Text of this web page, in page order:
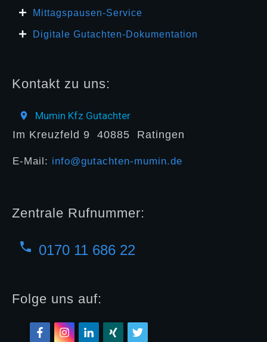
Mittagspausen-Service
Digitale Gutachten-Dokumentation
Kontakt zu uns:
Mumin Kfz Gutachter
Im Kreuzfeld 9 40885 Ratingen
E-Mail: info@gutachten-mumin.de
Zentrale Rufnummer:
0170 11 686 22
Folge uns auf: